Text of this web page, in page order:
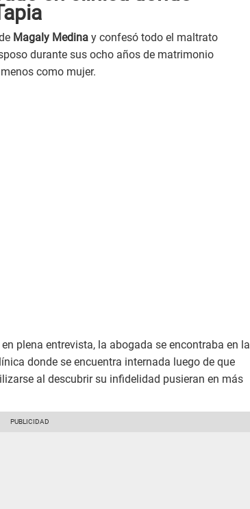
Magaly Medina y confesó todo el maltrato
durante sus ocho años de matrimonio
como mujer.
plena entrevista, la abogada se encontraba en la
donde se encuentra internada luego de que
al descubrir su infidelidad pusieran en más